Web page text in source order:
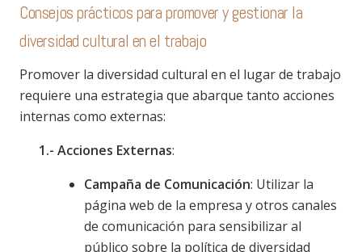
Consejos prácticos para promover y gestionar la
diversidad cultural en el trabajo
Promover la diversidad cultural en el lugar de trabajo
requiere una estrategia que abarque tanto acciones
internas como externas:
1.- Acciones Externas:
Campaña de Comunicación: Utilizar la
página web de la empresa y otros canales
de comunicación para sensibilizar al
público sobre la política de diversidad